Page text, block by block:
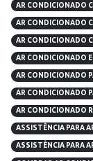
AR CONDICIONADO
AR CONDICIONADO
AR CONDICIONADO
AR CONDICIONADO
AR CONDICIONADO
AR CONDICIONADO
AR CONDICIONADO
ASSISTÊNCIA PARA
ASSISTÊNCIA PARA